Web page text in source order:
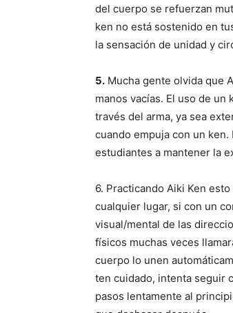
del cuerpo se refuerzan
ken no está sostenido en
la sensación de unidad y
5. Mucha gente olvida que
manos vacías. El uso de
través del arma, ya sea
cuando empuja con un
estudiantes a mantener la
6. Practicando Aiki Ken
cualquier lugar, si con un
visual/mental de las
físicos muchas veces
cuerpo lo unen
ten cuidado, intenta seguir
pasos lentamente al